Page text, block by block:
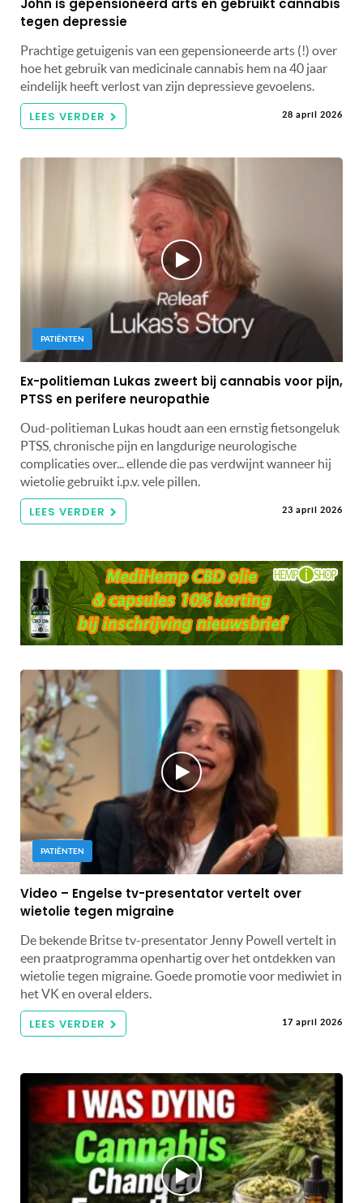
John is gepensioneerd arts en gebruikt cannabis
tegen depressie
Prachtige getuigenis van een gepensioneerde arts (!) over
hoe het gebruik van medicinale cannabis hem na 40 jaar
eindelijk heeft verlost van zijn depressieve gevoelens.
LEES VERDER 28 april 2026
PATIËNTEN
Ex-politieman Lukas zweert bij cannabis voor pijn,
PTSS en perifere neuropathie
Oud-politieman Lukas houdt aan een ernstig fietsongeluk
PTSS, chronische pijn en langdurige neurologische
complicaties over... ellende die pas verdwijnt wanneer hij
wietolie gebruikt i.p.v. vele pillen.
LEES VERDER 23 april 2026
PATIËNTEN
Video – Engelse tv-presentator vertelt over
wietolie tegen migraine
De bekende Britse tv-presentator Jenny Powell vertelt in
een praatprogramma openhartig over het ontdekken van
wietolie tegen migraine. Goede promotie voor mediwiet in
het VK en overal elders.
LEES VERDER 17 april 2026